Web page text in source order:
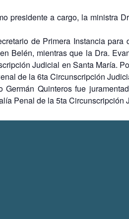
presidente a cargo, la ministra
de Primera Instancia para
Belén, mientras que la Dra.
Judicial en Santa María.
de la 6ta Circunscripción
Quinteros fue
Penal de la 5ta Circunscripción